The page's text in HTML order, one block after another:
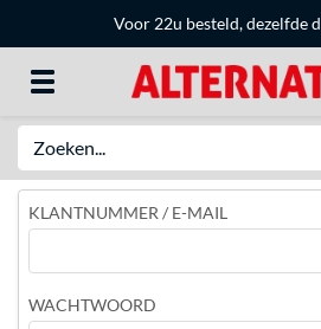
Voor 22u besteld, dezelfde
KLANTNUMMER / E-MAIL
WACHTWOORD